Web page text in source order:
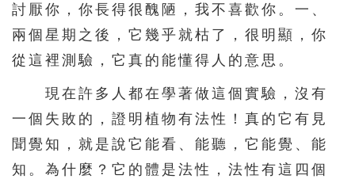
討厭你，你長得很醜陋，我不喜歡你。一、
兩個星期之後，它幾乎就枯了，很明顯，你
從這裡測驗，它真的能懂得人的意思。
現在許多人都在學著做這個實驗，沒有
一個失敗的，證明植物有法性！真的它有見
聞覺知，就是說它能看、能聽，它能覺、能
知。為什麼？它的體是法性，法性有這四個